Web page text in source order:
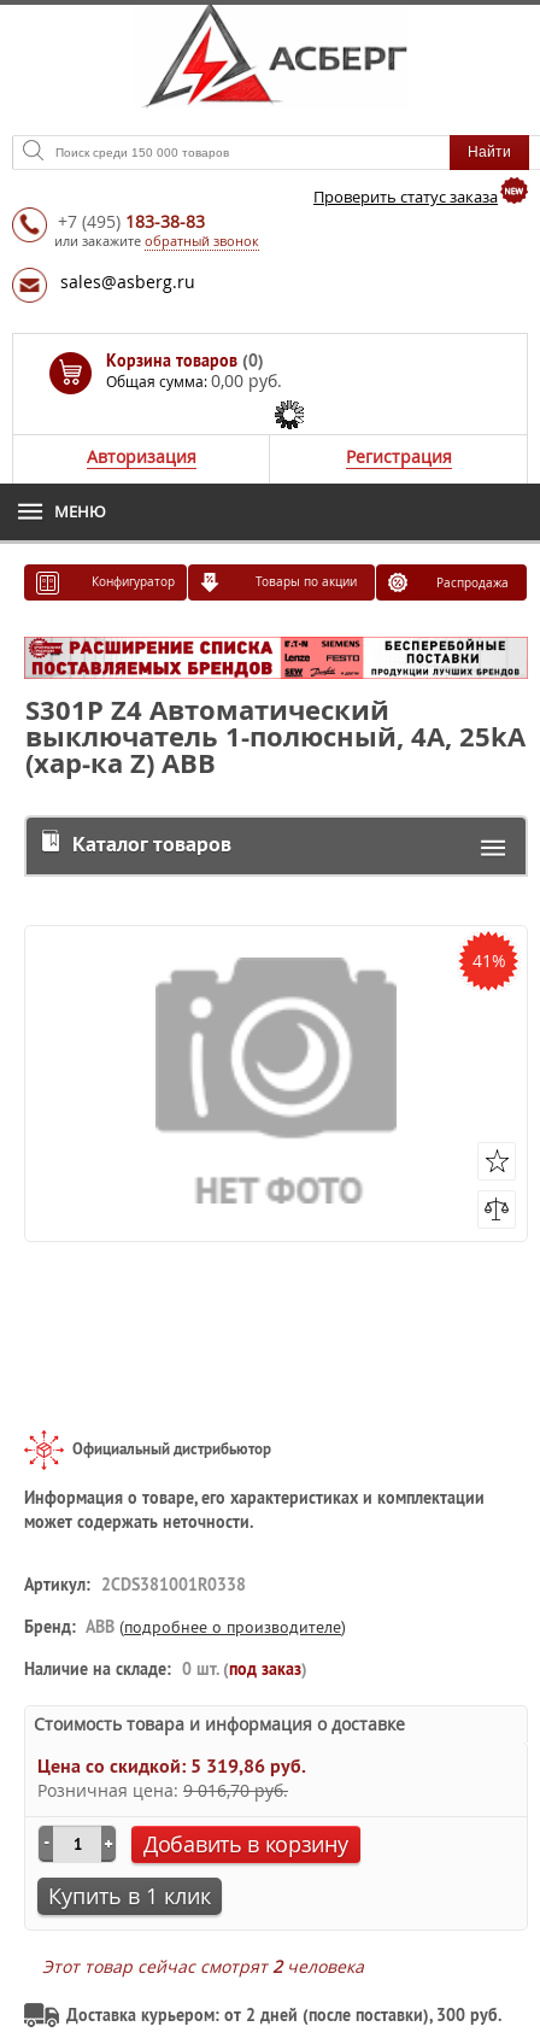
Проверить статус заказа
+7 (495) 183-38-83
или закажите обратный звонок
sales@asberg.ru
Корзина товаров (0)
Общая сумма:0,00 руб.
Авторизация Регистрация
МЕНЮ
Конфигуратор Товары по акции Распродажа
S301P Z4 Автоматический
выключатель 1-полюсный, 4А, 25kA
(хар-ка Z) ABB
Каталог товаров
41%
Официальный дистрибьютор
Информация о товаре, его характеристиках и комплектации
может содержать неточности.
Артикул: 2CDS381001R0338
Бренд: ABB (подробнее о производителе)
Наличие на складе: 0 шт. (под заказ)
Стоимость товара и информация о доставке
Цена со скидкой: 5 319,86 руб.
Розничная цена: 9 016,70 руб.
Добавить в корзину
Купить в 1 клик
Этот товар сейчас смотрят2человека
Доставка курьером: от 2 дней (после поставки), 300 руб.